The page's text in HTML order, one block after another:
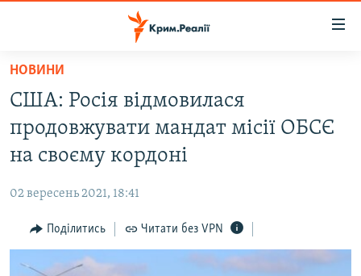
Перейти
основного
матеріалу
Перейти
до
основної
навігації
Перейти
до
пошуку
ВІДЕО ТА ФОТО
БЛОГИ
ПОГЛЯД
ІНТЕРВ'Ю
НОВИНИ
США: Росія відмовилася
продовжувати мандат місії ОБСЄ
на своєму кордоні
02 вересень 2021, 18:41
Поділитись Читати без VPN